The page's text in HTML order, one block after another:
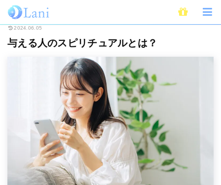
ホーム スピリチュアル
2024.06.05
与える人のスピリチュアルとは？